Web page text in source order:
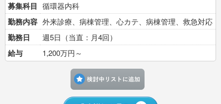
募集科目 循環器内科
勤務内容 外来診療、病棟管理、心カテ、病棟管理、救急対応
勤務日 週5日（当直：月4回）
給与 1,200万円～